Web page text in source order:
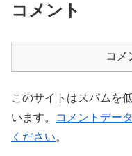
コメント
コメ
このサイトはスパムを
います。
コメントデー
ください。